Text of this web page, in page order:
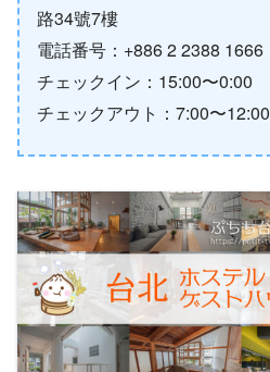
路34號7樓
電話番号：+886 2 2388 1666
チェックイン：15:00〜0:00
チェックアウト：7:00〜12:00